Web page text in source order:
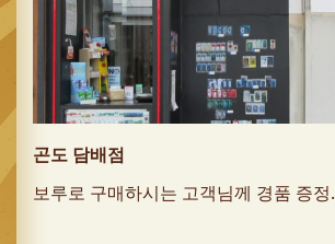
곤도 담배점
보루로 구매하시는 고객님께 경품 증정.